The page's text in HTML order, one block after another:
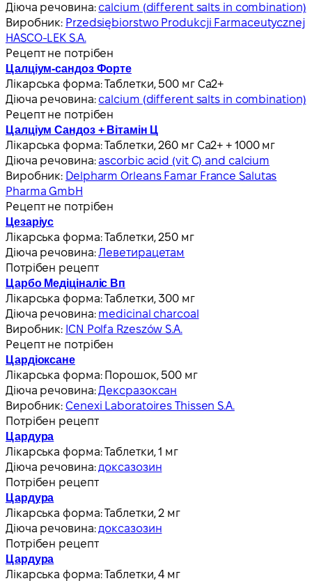
Діюча речовина: calcium (different salts in combination)
Виробник: Przedsiębiorstwo Produkcji Farmaceutycznej
HASCO-LEK S.A.
Рецепт не потрібен
Цалціум-сандоз Форте
Лікарська форма:Таблетки, 500 мг Ca2+
Діюча речовина: calcium (different salts in combination)
Рецепт не потрібен
Цалціум Сандоз + Вітамін Ц
Лікарська форма:Таблетки, 260 мг Ca2+ + 1000 мг
Діюча речовина:ascorbic acid (vit C) and calcium
Виробник: Delpharm Orleans Famar France Salutas
Pharma GmbH
Рецепт не потрібен
Цезаріус
Лікарська форма:Таблетки, 250 мг
Діюча речовина:Леветирацетам
Потрібен рецепт
Царбо Медіціналіс Вп
Лікарська форма:Таблетки, 300 мг
Діюча речовина: medicinal charcoal
Виробник: ICN Polfa Rzeszów S.A.
Рецепт не потрібен
Цардіоксане
Лікарська форма: Порошок, 500 мг
Діюча речовина:Дексразоксан
Виробник:Cenexi Laboratoires Thissen S.A.
Потрібен рецепт
Цардура
Лікарська форма:Таблетки, 1 мг
Діюча речовина:доксазозин
Потрібен рецепт
Цардура
Лікарська форма:Таблетки, 2 мг
Діюча речовина:доксазозин
Потрібен рецепт
Цардура
Лікарська форма:Таблетки, 4 мг